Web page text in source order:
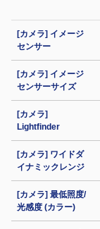
[カメラ] イメージ
センサー
[カメラ] イメージ
センサーサイズ
[カメラ]
Lightfinder
[カメラ] ワイドダ
イナミックレンジ
[カメラ] 最低照度/
光感度 (カラー)